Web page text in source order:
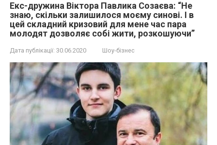
Екс-дружина Віктора Павлика Созаєва: “Не
знаю, скільки залишилося моєму синові. І в
цей складний кризовий для мене час пара
молодят дозволяє собі жити, розкошуючи”
Дата публікації: 30.06.2020 Шоу-бізнес